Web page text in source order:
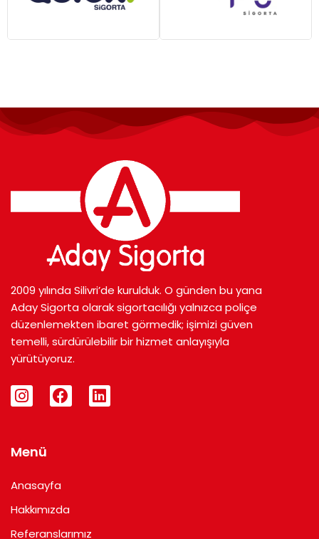
2009 yılında Silivri’de kurulduk. O günden bu yana
Aday Sigorta olarak sigortacılığı yalnızca poliçe
düzenlemekten ibaret görmedik; işimizi güven
temelli, sürdürülebilir bir hizmet anlayışıyla
yürütüyoruz.
I
n
a
r
a
m
F
a
o
k
L
i
Menü
Anasayfa
Hakkımızda
Referanslarımız